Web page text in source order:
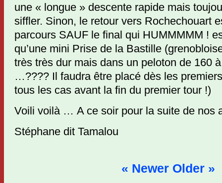
une « longue » descente rapide mais
siffler. Sinon, le retour vers Rochechouart
parcours SAUF le final qui HUMMMMM !
qu’une mini Prise de la Bastille
très très dur mais dans un peloton de 160
…???? Il faudra être placé dès les
tous les cas avant la fin du premier tour !)
Voili voilà … A ce soir pour la suite de nos
Stéphane dit Tamalou
« Newer Older »